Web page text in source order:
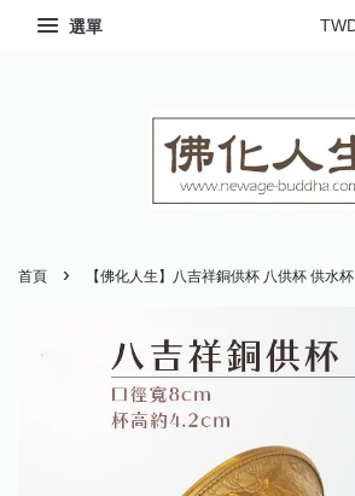
選單
首頁 › 【佛化人生】八吉祥銅供杯 八供杯 供水杯